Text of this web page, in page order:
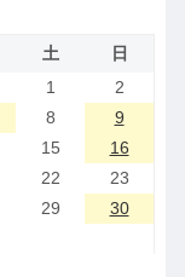
土
日
1
2
8
9
15
16
22
23
29
30